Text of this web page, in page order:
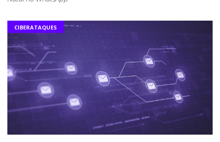
CIBERATAQUES